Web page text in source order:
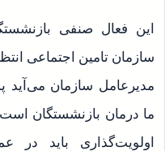
این فعال صنفی
سازمان تامین اجتماعی
مدیرعامل سازمان می‌آید
ما درمان بازنشستگان
اولویت‌گذاری باید در